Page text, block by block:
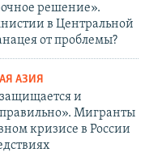
решение».
в Центральной
от проблемы?
АЗИЯ
и
правильно». Мигранты
кризисе в России